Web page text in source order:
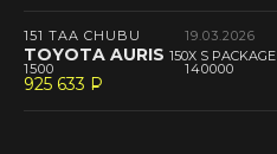
151 TAA CHUBU 19.03.2026
TOYOTA AURIS 150X S PACKAGE
1500 140000
925 633 P
--